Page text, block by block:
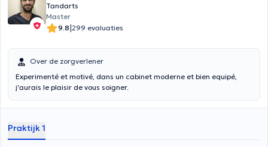
Tandarts
Master
9.8|299 evaluaties
Over de zorgverlener
Experimenté et motivé, dans un cabinet moderne et bien equipé,
j'aurais le plaisir de vous soigner.
Praktijk 1